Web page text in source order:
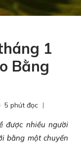
1
Bằng
5 phút đọc
được nhiều người
bằng một chuyến